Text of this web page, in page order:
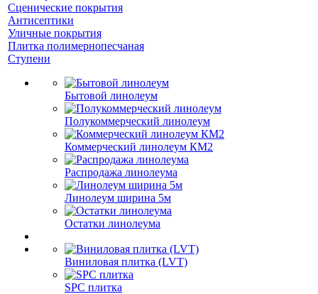
Сценические покрытия
Антисептики
Уличные покрытия
Плитка полимернопесчаная
Ступени
Бытовой линолеум
Полукоммерческий линолеум
Коммерческий линолеум КМ2
Распродажа линолеума
Линолеум ширина 5м
Остатки линолеума
Виниловая плитка (LVT)
SPC плитка